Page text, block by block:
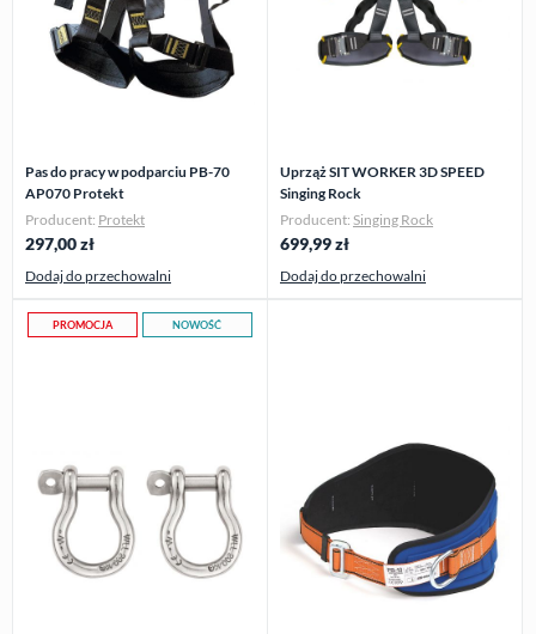
Pas do pracy w podparciu PB-70
AP070 Protekt
Producent: Protekt
297,00zł
Dodaj do przechowalni
Uprząż SIT WORKER 3D SPEED
Singing Rock
Producent: Singing Rock
699,99zł
Dodaj do przechowalni
PROMOCJA NOWOŚĆ